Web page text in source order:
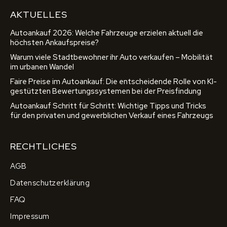
AKTUELLES
Autoankauf 2026: Welche Fahrzeuge erzielen aktuell die
höchsten Ankaufspreise?
Warum viele Stadtbewohner ihr Auto verkaufen – Mobilität
im urbanen Wandel
Faire Preise im Autoankauf: Die entscheidende Rolle von KI-
gestützten Bewertungssystemen bei der Preisfindung
Autoankauf Schritt für Schritt: Wichtige Tipps und Tricks
für den privaten und gewerblichen Verkauf eines Fahrzeugs
RECHTLICHES
AGB
Datenschutzerklärung
FAQ
Impressum